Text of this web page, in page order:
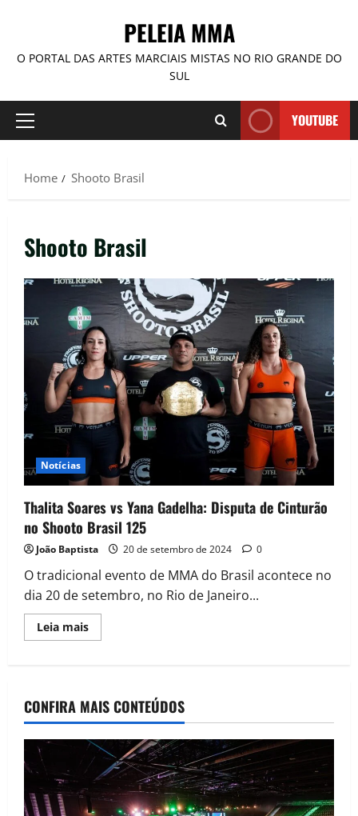
PELEIA MMA
O PORTAL DAS ARTES MARCIAIS MISTAS NO RIO GRANDE DO
SUL
YOUTUBE
Home Shooto Brasil
Shooto Brasil
Notícias
Thalita Soares vs Yana Gadelha: Disputa de Cinturão
no Shooto Brasil 125
João Baptista 20 de setembro de 2024 0
O tradicional evento de MMA do Brasil acontece no
dia 20 de setembro, no Rio de Janeiro...
Leia mais
CONFIRA MAIS CONTEÚDOS